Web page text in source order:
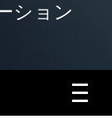
ション